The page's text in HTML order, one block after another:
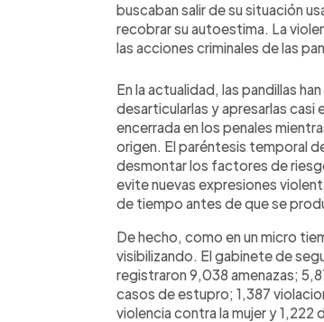
buscaban salir de su situación
recobrar su autoestima. La
las acciones criminales de las
En la actualidad, las pandillas
desarticularlas y apresarlas casi
encerrada en los penales
origen. El paréntesis temporal
desmontar los factores de
evite nuevas expresiones
de tiempo antes de que se
De hecho, como en un micro
visibilizando. El gabinete de
registraron 9,038 amenazas;
casos de estupro; 1,387
violencia contra la mujer y